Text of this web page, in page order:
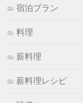
宿泊プラン
料理
薪料理
薪料理レシピ